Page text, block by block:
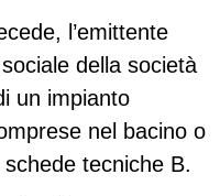
l’emittente
della società
un impianto
nel bacino o
tecniche B.